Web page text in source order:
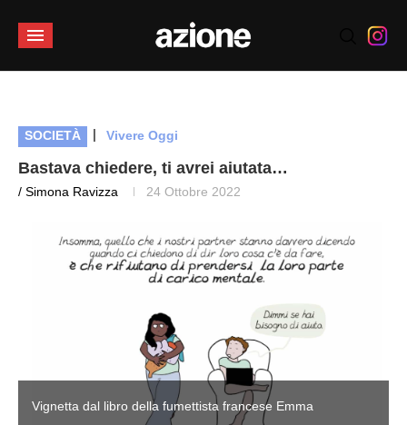
SOCIETÀ | Vivere Oggi
Bastava chiedere, ti avrei aiutata…
/ Simona Ravizza 24 Ottobre 2022
Vignetta dal libro della fumettista francese Emma